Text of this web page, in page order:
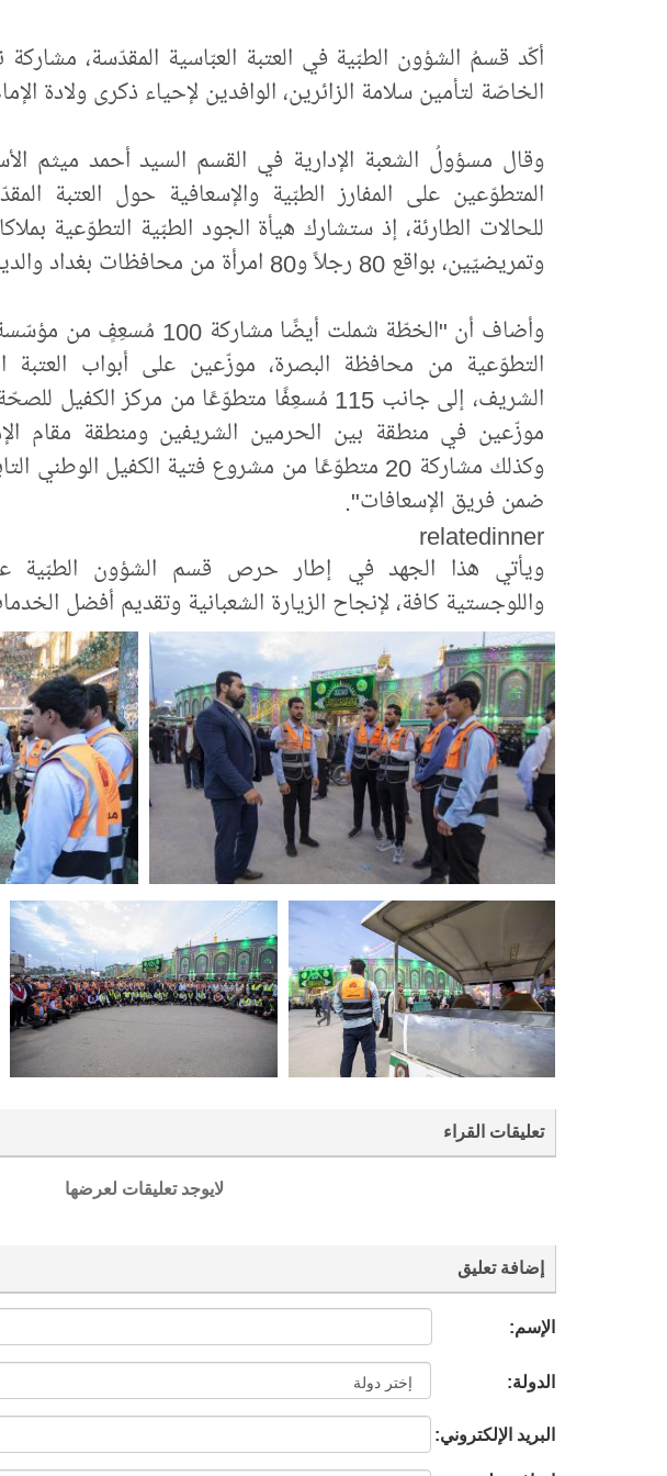
الخاصّة لتأمين سلامة الزائرين، الوافدين لإحياء ذكرى ولادة
وقال مسؤولُ الشعبة الإدارية في القسم السيد أحمد ميثم
المتطوّعين على المفارز الطبّية والإسعافية حول العتبة
للحالات الطارئة، إذ ستشارك هيأة الجود الطبّية التطوّعية
وتمريضيّين، بواقع 80 رجلاً و80 امرأة من محافظات بغداد والديوانية والبصرة وبابل".
وأضاف أن "الخطّة شملت أيضًا
التطوّعية من محافظة البصرة، موزّعين على أبواب
الشريف، إلى جانب 115 مُسعِفًا متطوّعًا من مركز
موزّعين في منطقة بين الحرمين الشريفين ومنطقة مقام
وكذلك مشاركة 20 متطوّعًا من مشروع فتية الكفيل
ضمن فريق الإسعافات".
relatedinner
ويأتي هذا الجهد في إطار حرص قسم الشؤون الطبّية
واللوجستية كافة، لإنجاح الزيارة الشعبانية وتقديم أفضل
تعليقات القراء
لايوجد تعليقات لعرضها
إضافة تعليق
الإسم:
الدولة:
البريد الإلكتروني: